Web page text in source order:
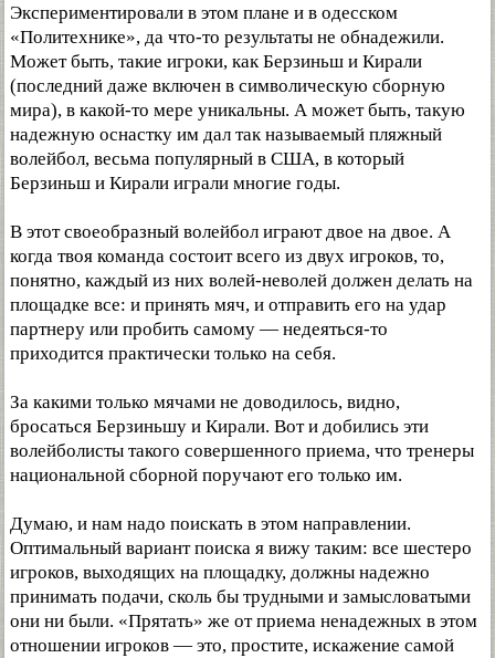
Экспериментировали в этом плане и в одесском
«Политехнике», да что-то результаты не обнадежили.
Может быть, такие игроки, как Берзиньш и Кирали
(последний даже включен в символическую сборную
мира), в какой-то мере уникальны. А может быть, такую
надежную оснастку им дал так называемый пляжный
волейбол, весьма популярный в США, в который
Берзиньш и Кирали играли многие годы.
В этот своеобразный волейбол играют двое на двое. А
когда твоя команда состоит всего из двух игроков, то,
понятно, каждый из них волей-неволей должен делать на
площадке все: и принять мяч, и отправить его на удар
партнеру или пробить самому — недеяться-то
приходится практически только на себя.
За какими только мячами не доводилось, видно,
бросаться Берзиньшу и Кирали. Вот и добились эти
волейболисты такого совершенного приема, что тренеры
национальной сборной поручают его только им.
Думаю, и нам надо поискать в этом направлении.
Оптимальный вариант поиска я вижу таким: все шестеро
игроков, выходящих на площадку, должны надежно
принимать подачи, сколь бы трудными и замысловатыми
они ни были. «Прятать» же от приема ненадежных в этом
отношении игроков — это, простите, искажение самой